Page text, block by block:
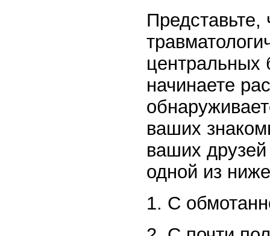
центральных
начинаете
ваших
ваших
одной из
1. С